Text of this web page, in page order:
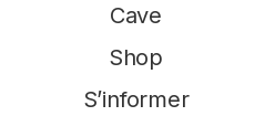
Cave
Shop
S’informer